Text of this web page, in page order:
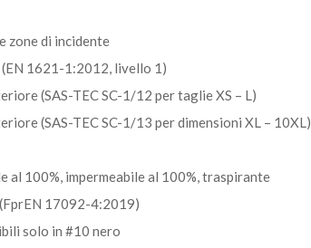
zone di incidente
1621-1:2012, livello 1)
(SAS-TEC SC-1/12 per taglie XS – L)
(SAS-TEC SC-1/13 per dimensioni XL – 10XL)
al 100%, impermeabile al 100%, traspirante
17092-4:2019)
solo in #10 nero